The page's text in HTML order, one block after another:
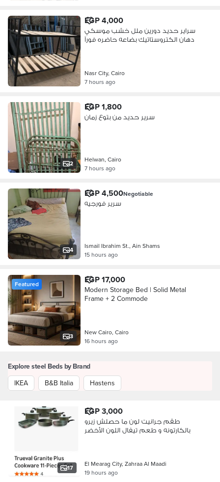
EGP 4,000
سراير حديد دورين ملل خشب موسكي
دهان الكتروستاتيك بضاعه حاضره فورآ
Nasr City, Cairo
7 hours ago
2
EGP 1,800
سرير حديد من بتوع زمان
Helwan, Cairo
7 hours ago
4
EGP 4,500Negotiable
سرير فورجيه
Ismail Ibrahim St., Ain Shams
15 hours ago
3
Featured EGP 17,000
Modern Storage Bed | Solid Metal
Frame + 2 Commode
New Cairo, Cairo
16 hours ago
Explore steel Beds by Brand
IKEA
B&B Italia Hastens
17
EGP 3,000
طقم جرانيت لون ما حصلش زيرو
بالكارتونه و طعم تيفال اللون الأخضر
El Mearag City, Zahraa Al Maadi
19 hours ago